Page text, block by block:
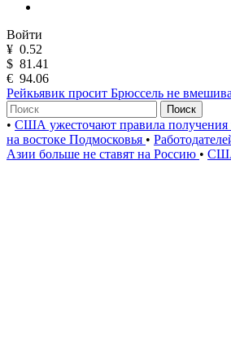
Войти
¥ 0.52
$ 81.41
€ 94.06
Рейкьявик просит Брюссель не
Поиск
• США ужесточают правила получения
на востоке Подмосковья •
Азии больше не ставят на Россию • США